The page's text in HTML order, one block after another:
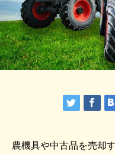
農機具や中古品を売却